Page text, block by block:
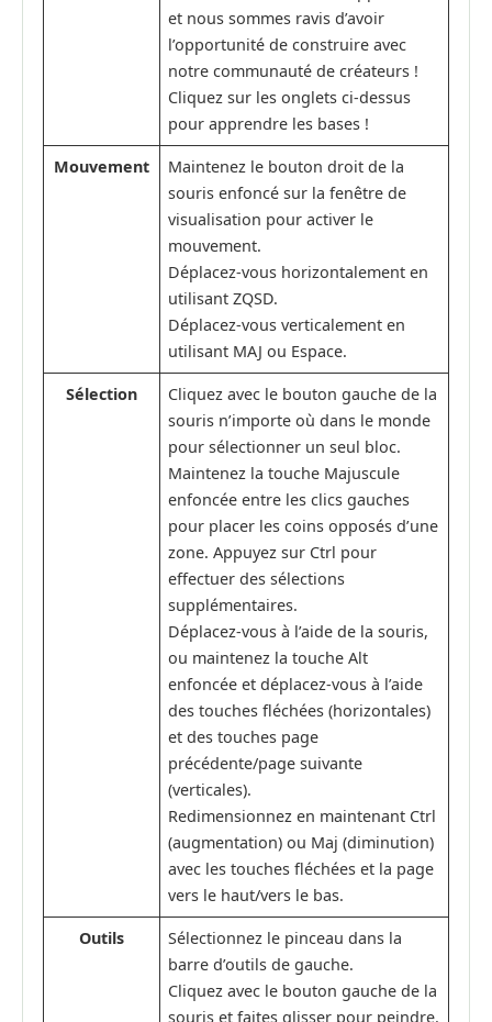
et nous sommes ravis d’avoir
l’opportunité de construire avec
notre communauté de créateurs !
Cliquez sur les onglets ci-dessus
pour apprendre les bases !
Mouvement
Maintenez le bouton droit de la
souris enfoncé sur la fenêtre de
visualisation pour activer le
mouvement.
Déplacez-vous horizontalement en
utilisant ZQSD.
Déplacez-vous verticalement en
utilisant MAJ ou Espace.
Sélection
Cliquez avec le bouton gauche de la
souris n’importe où dans le monde
pour sélectionner un seul bloc.
Maintenez la touche Majuscule
enfoncée entre les clics gauches
pour placer les coins opposés d’une
zone. Appuyez sur Ctrl pour
effectuer des sélections
supplémentaires.
Déplacez-vous à l’aide de la souris,
ou maintenez la touche Alt
enfoncée et déplacez-vous à l’aide
des touches fléchées (horizontales)
et des touches page
précédente/page suivante
(verticales).
Redimensionnez en maintenant Ctrl
(augmentation) ou Maj (diminution)
avec les touches fléchées et la page
vers le haut/vers le bas.
Outils
Sélectionnez le pinceau dans la
barre d’outils de gauche.
Cliquez avec le bouton gauche de la
souris et faites glisser pour peindre.